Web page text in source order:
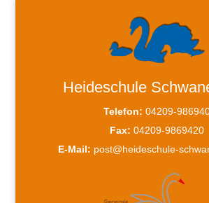
Heideschule
Telefon: 04209-
Fax: 04209-9869420
E-Mail: post@heideschule-